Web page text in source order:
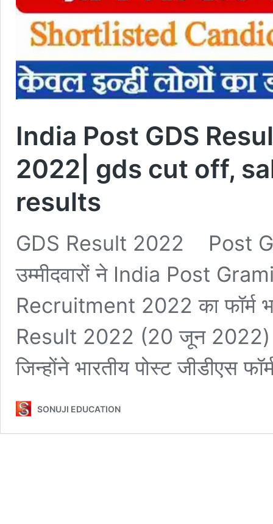
India Post GDS
2022| gds cut off,
results
GDS Result 2022 Post
उम्मीदवारों ने India Post
Recruitment 2022 का फॉर्म
Result 2022 (20 जून 2022)
जिन्होंने भारतीय पोस्ट जीडीएस
SONUJI EDUCATION